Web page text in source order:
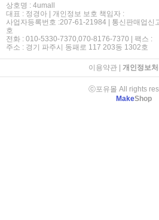
상호명 : 4umall
대표 : 정경아 | 개인정보 보호 책임자 :
사업자등록번호 :207-61-21984 | 통신판매업신
호
전화 : 010-5330-7370,070-8176-7370 | 팩스 :
주소 : 경기 파주시 동패로 117 203동 1302호
이용약관| 개인정보
ⓒ포유몰 All rights
MakeShop